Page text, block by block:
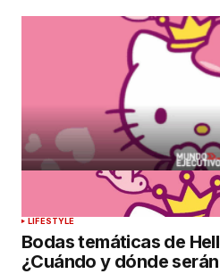
LIFESTYLE
Bodas temáticas de
¿Cuándo y dónde